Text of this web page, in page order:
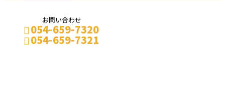
お問い合わせ
054-659-7320
054-659-7321